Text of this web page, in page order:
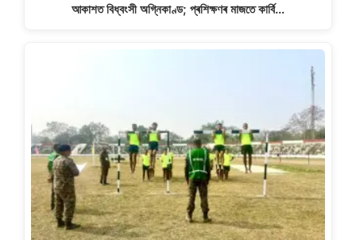
আকাশত বিধ্বংসী অগ্নিকাণ্ড; প্ৰশিক্ষণৰ মাজতে কাৰ্বি…